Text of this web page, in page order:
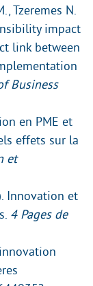
Tzeremes N.
impact
link between
Business
en PME et
effets sur la
et
Innovation et
4 Pages de